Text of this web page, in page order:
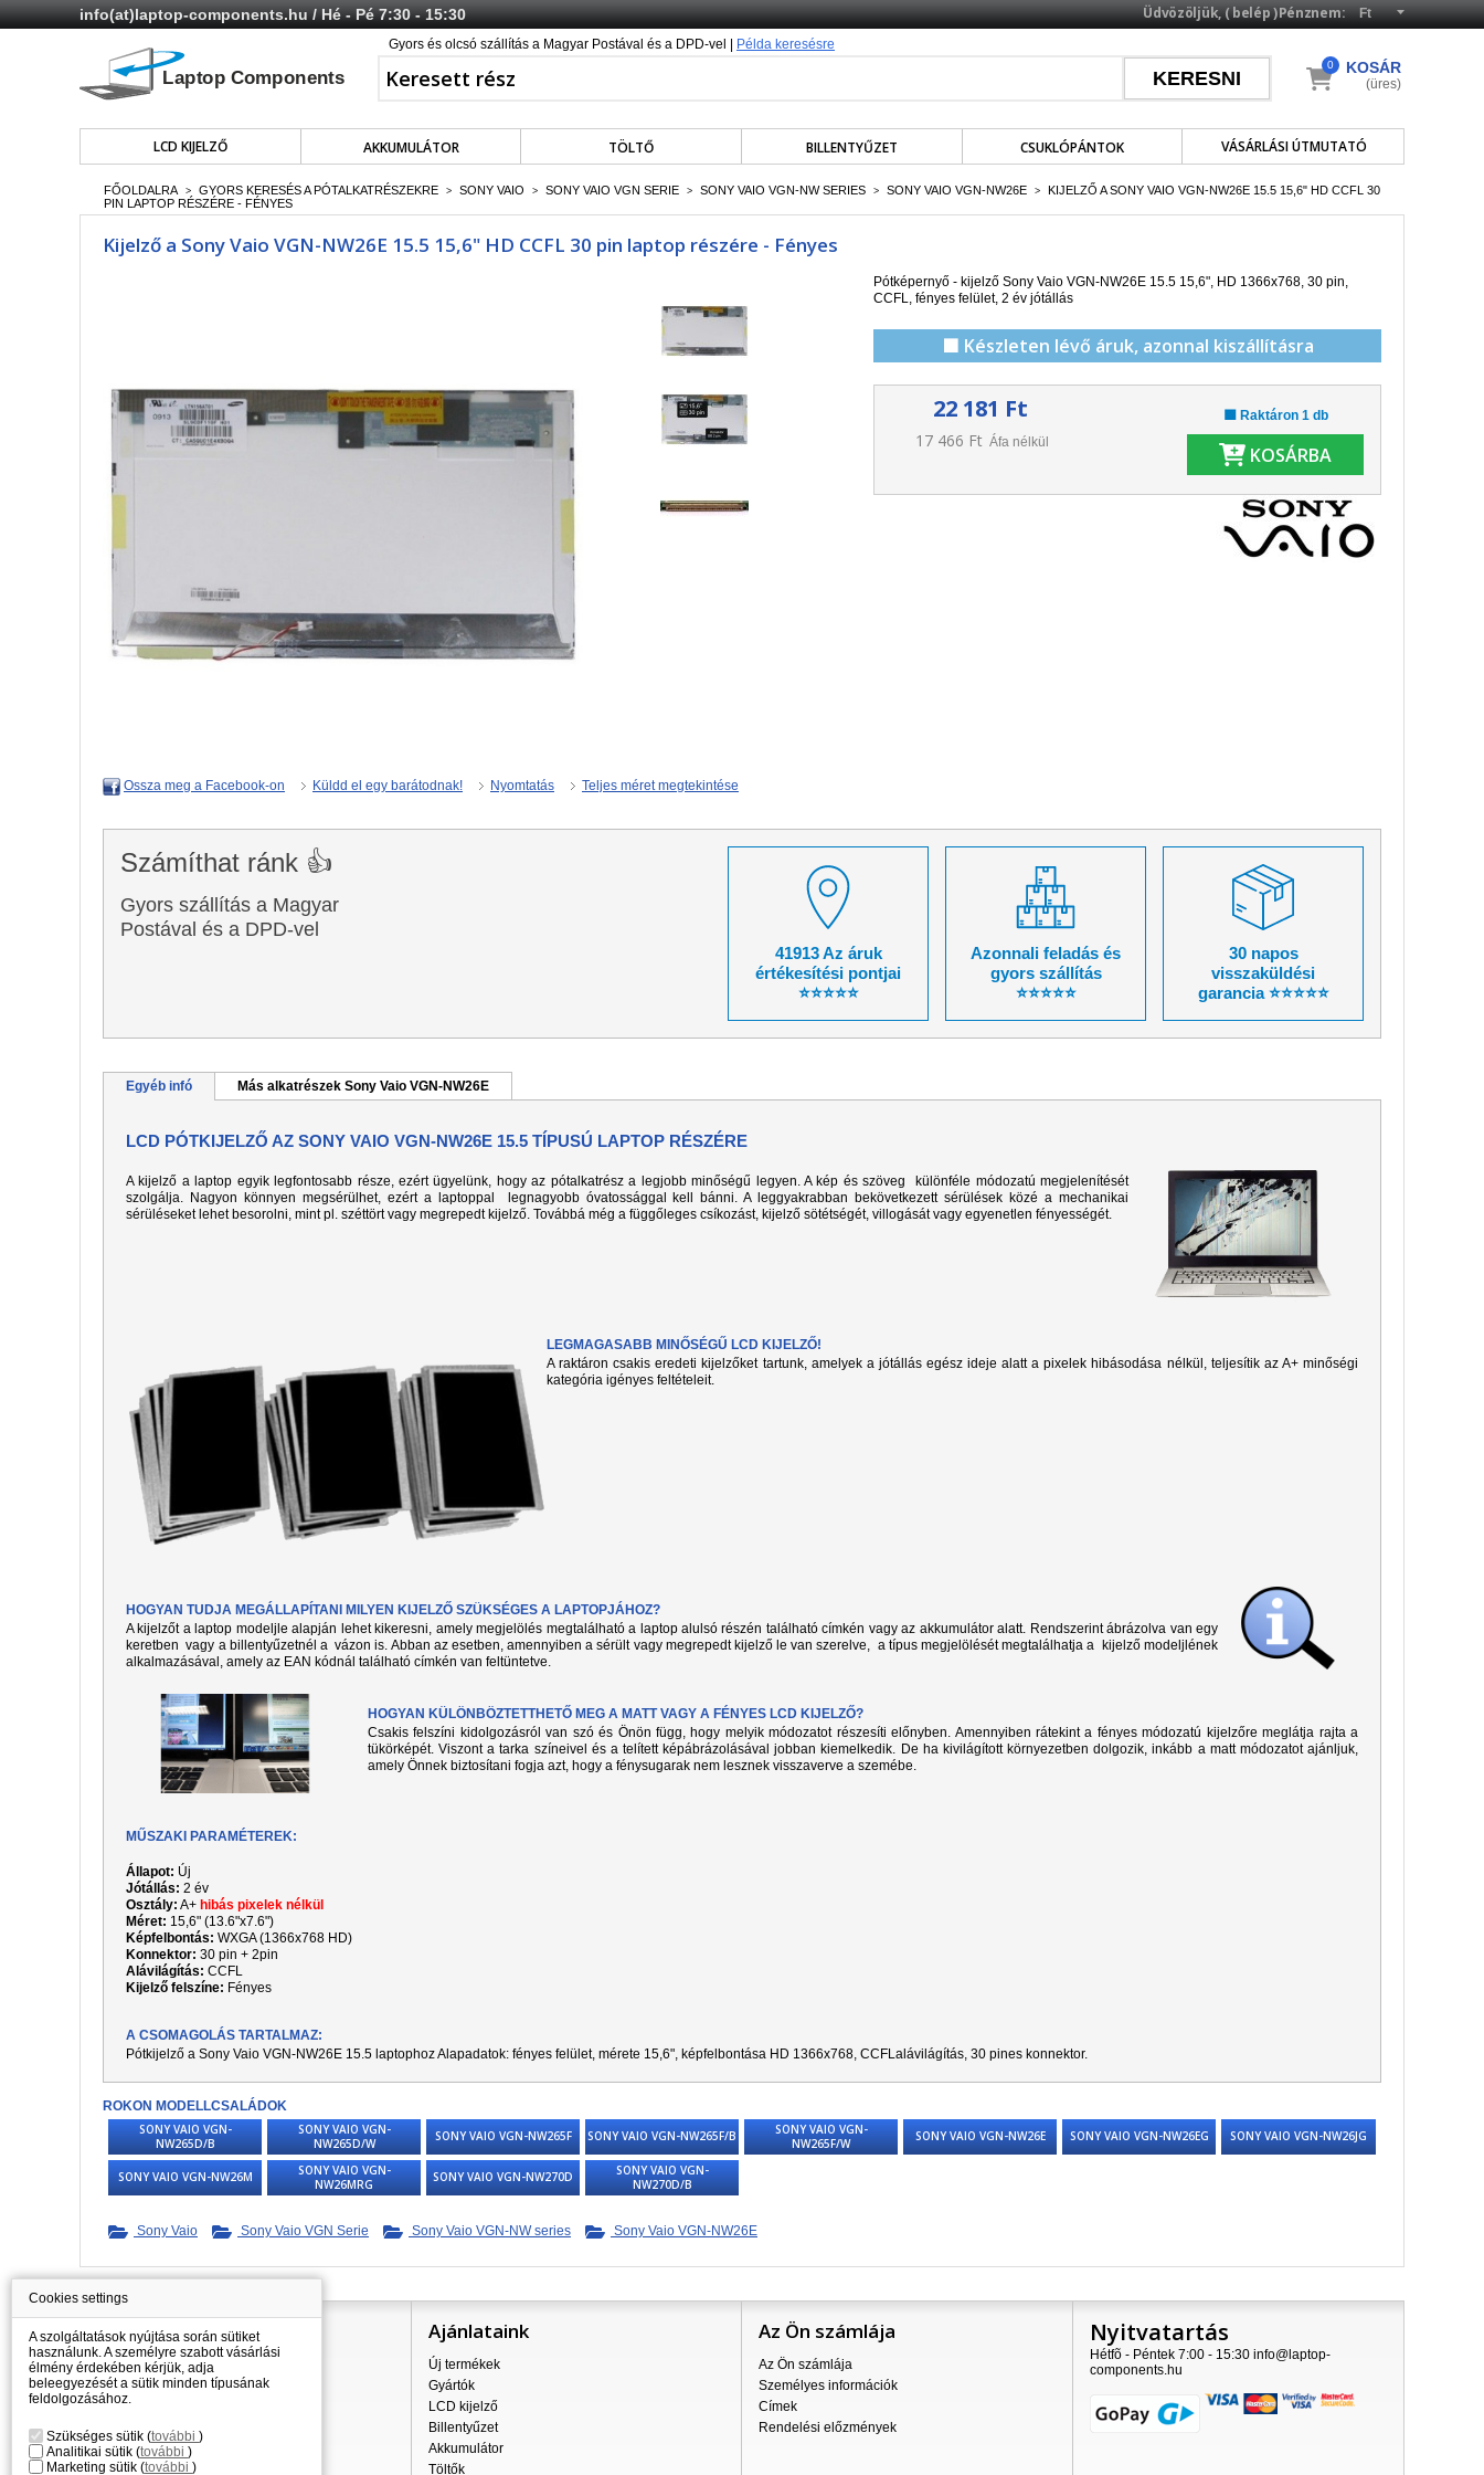
info(at)laptop-components.hu/ Hé - Pé 7:30 - 15:30 Pénznem:
Üdvözöljük, (belép)
Gyors és olcsó szállítás a Magyar Postával és a DPD-vel | Példa keresésre
LCD KIJELZŐ AKKUMULÁTOR TÖLTŐ BILLENTYŰZET CSUKLÓPÁNTOK VÁSÁRLÁSI ÚTMUTATÓ
KOSÁR
0
(üres)
FŐOLDALRA > GYORS KERESÉS A PÓTALKATRÉSZEKRE > SONY VAIO > SONY VAIO VGN SERIE > SONY VAIO VGN-NW SERIES > SONY VAIO VGN-NW26E >
KIJELZŐ A SONY VAIO VGN-NW26E 15.5 15,6" HD CCFL 30
PIN LAPTOP RÉSZÉRE - FÉNYES
Kijelző a Sony Vaio VGN-NW26E 15.5 15,6" HD CCFL 30 pin laptop részére - Fényes
Pótképernyő - kijelző Sony Vaio VGN-NW26E 15.5 15,6", HD 1366x768, 30 pin,
CCFL, fényes felület, 2 év jótállás
🟩 Készleten lévő áruk, azonnal kiszállításra
22 181 Ft
17 466 Ft Áfa nélkül
🟩 Raktáron 1 db
KOSÁRBA
Ossza meg a Facebook-on Küldd el egy barátodnak! Nyomtatás Teljes méret megtekintése
Számíthat ránk 👍
Gyors szállítás a Magyar
Postával és a DPD-vel
41913 Az áruk
értékesítési pontjai
⭐⭐⭐⭐⭐
Azonnali feladás és
gyors szállítás
⭐⭐⭐⭐⭐
30 napos
visszaküldési
garancia ⭐⭐⭐⭐⭐
Egyéb infó Más alkatrészek Sony Vaio VGN-NW26E
LCD PÓTKIJELZŐ AZ SONY VAIO VGN-NW26E 15.5 TÍPUSÚ LAPTOP RÉSZÉRE
A kijelző a laptop egyik legfontosabb része, ezért ügyelünk, hogy az pótalkatrész a legjobb minőségű legyen. A kép és szöveg különféle módozatú megjelenítését
szolgálja. Nagyon könnyen megsérülhet, ezért a laptoppal legnagyobb óvatossággal kell bánni. A leggyakrabban bekövetkezett sérülések közé a mechanikai
sérüléseket lehet besorolni, mint pl. széttört vagy megrepedt kijelző. Továbbá még a függőleges csíkozást, kijelző sötétségét, villogását vagy egyenetlen fényességét.
LEGMAGASABB MINŐSÉGŰ LCD KIJELZŐ!
A raktáron csakis eredeti kijelzőket tartunk, amelyek a jótállás egész ideje alatt a pixelek hibásodása nélkül, teljesítik az A+ minőségi
kategória igényes feltételeit.
HOGYAN TUDJA MEGÁLLAPÍTANI MILYEN KIJELZŐ SZÜKSÉGES A LAPTOPJÁHOZ?
A kijelzőt a laptop modeljle alapján lehet kikeresni, amely megjelölés megtalálható a laptop alulsó részén található címkén vagy az akkumulátor alatt. Rendszerint ábrázolva van egy
keretben vagy a billentyűzetnél a vázon is. Abban az esetben, amennyiben a sérült vagy megrepedt kijelző le van szerelve, a típus megjelölését megtalálhatja a kijelző modeljlének
alkalmazásával, amely az EAN kódnál található címkén van feltüntetve.
HOGYAN KÜLÖNBÖZTETTHETŐ MEG A MATT VAGY A FÉNYES LCD KIJELZŐ?
Csakis felszíni kidolgozásról van szó és Önön függ, hogy melyik módozatot részesíti előnyben. Amennyiben rátekint a fényes módozatú kijelzőre meglátja rajta a
tükörképét. Viszont a tarka színeivel és a telített képábrázolásával jobban kiemelkedik. De ha kivilágított környezetben dolgozik, inkább a matt módozatot ajánljuk,
amely Önnek biztosítani fogja azt, hogy a fénysugarak nem lesznek visszaverve a szemébe.
MŰSZAKI PARAMÉTEREK:
Állapot: Új
Jótállás: 2 év
Osztály: A+ hibás pixelek nélkül
Méret: 15,6" (13.6"x7.6")
Képfelbontás: WXGA (1366x768 HD)
Konnektor: 30 pin + 2pin
Alávilágítás: CCFL
Kijelző felszíne: Fényes
A CSOMAGOLÁS TARTALMAZ:
Pótkijelző a Sony Vaio VGN-NW26E 15.5 laptophoz Alapadatok: fényes felület, mérete 15,6", képfelbontása HD 1366x768, CCFLalávilágítás, 30 pines konnektor.
ROKON MODELLCSALÁDOK
SONY VAIO VGN-
NW265D/B
SONY VAIO VGN-
NW265D/W
SONY VAIO VGN-NW265F SONY VAIO VGN-NW265F/B
SONY VAIO VGN-
NW265F/W
SONY VAIO VGN-NW26E SONY VAIO VGN-NW26EG SONY VAIO VGN-NW26JG
SONY VAIO VGN-NW26M
SONY VAIO VGN-
NW26MRG
SONY VAIO VGN-NW270D
SONY VAIO VGN-
NW270D/B
Sony Vaio Sony Vaio VGN Serie Sony Vaio VGN-NW series Sony Vaio VGN-NW26E
Információ
Mindent a vásárlásról
A szállítás árai
Nagykereskedés
Reklamációs szabályzat
Üzleti feltételek
A személyes adatok feldolgozása
Ajánlataink
Új termékek
Gyártók
LCD kijelző
Billentyűzet
Akkumulátor
Töltők
Az Ön számlája
Az Ön számlája
Személyes információk
Címek
Rendelési előzmények
Nyitvatartás
Hétfõ - Péntek 7:00 - 15:30 info@laptop-
components.hu
Cookies settings
A szolgáltatások nyújtása során sütiket
használunk. A személyre szabott vásárlási
élmény érdekében kérjük, adja
beleegyezését a sütik minden típusának
feldolgozásához.
Szükséges sütik (további )
Analitikai sütik (további )
Marketing sütik (további )